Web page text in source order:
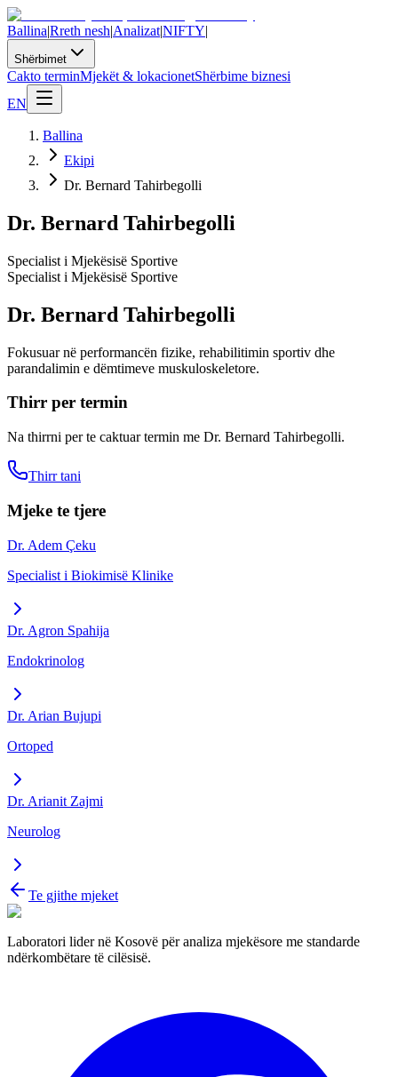
Ballina|Rreth nesh|Analizat|NIFTY|
Shërbimet
Cakto terminMjekët & lokacionetShërbime biznesi
EN
Ballina
Ekipi
Dr. Bernard Tahirbegolli
Dr. Bernard Tahirbegolli
Specialist i Mjekësisë Sportive
Specialist i Mjekësisë Sportive
Dr. Bernard Tahirbegolli
Fokusuar në performancën fizike, rehabilitimin sportiv dhe
parandalimin e dëmtimeve muskuloskeletore.
Thirr per termin
Na thirrni per te caktuar termin me Dr. Bernard Tahirbegolli.
Thirr tani
Mjeke te tjere
Dr. Adem Çeku
Specialist i Biokimisë Klinike
Dr. Agron Spahija
Endokrinolog
Dr. Arian Bujupi
Ortoped
Dr. Arianit Zajmi
Neurolog
Te gjithe mjeket
Laboratori lider në Kosovë për analiza mjekësore me standarde
ndërkombëtare të cilësisë.